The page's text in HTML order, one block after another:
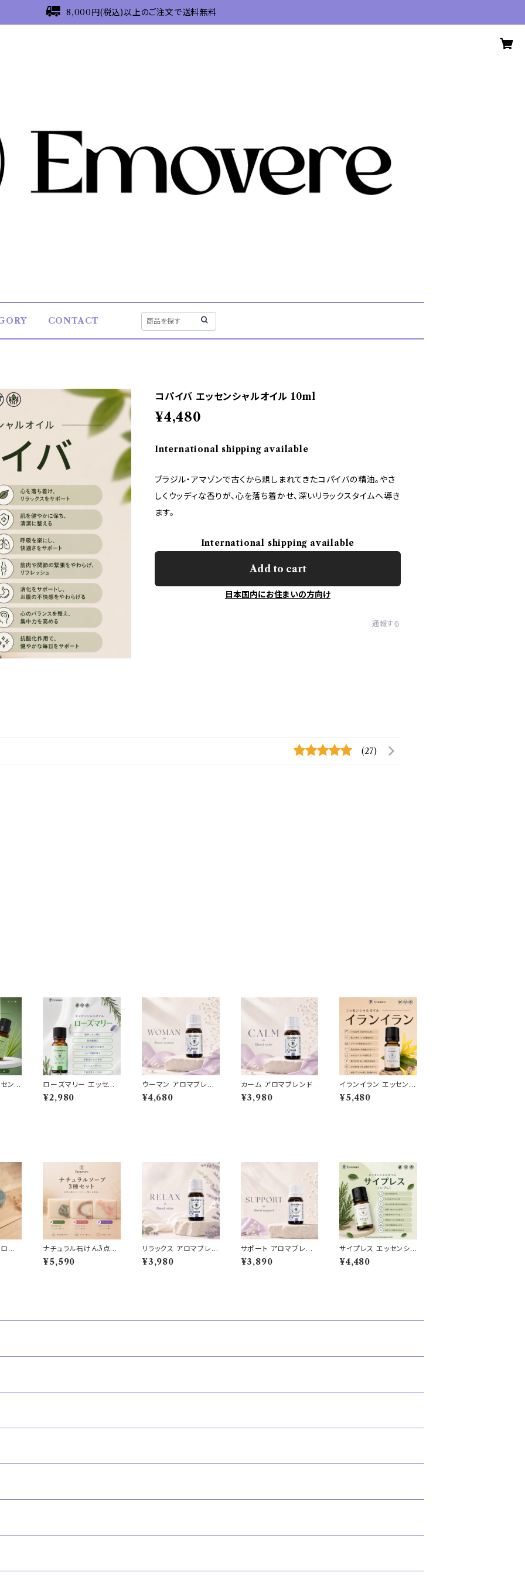
8,000円(税込)以上のご注文で送料無料
CONTACT
コパイバ エッセンシャルオイル 10ml
¥4,480
International shipping available
ブラジル・アマゾンで古くから親しまれてきたコパイバの精油。やさ
しくウッディな香りが、心を落ち着かせ、深いリラックスタイムへ導き
ます。
International shipping available
Add to cart
日本国内にお住まいの方向け
通報する
(27)
ンシ
ローズマリー エッセン
シャルオイル
¥2,980
ウーマン アロマブレン
ド
¥4,680
カーム アロマブレンド
¥3,980
イランイラン エッセンシ
ャルオイル
¥5,480
ー
ナチュラル石けん3点セ
ット
¥5,590
リラックス アロマブレン
ド
¥3,980
サポート アロマブレン
ド
¥3,890
サイプレス エッセンシャ
ルオイル
¥4,480